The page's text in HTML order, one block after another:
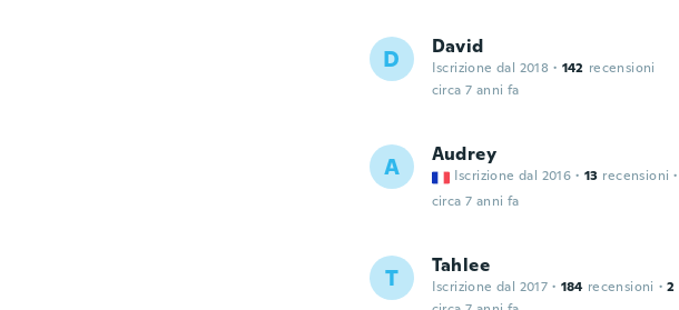
D David
Iscrizione dal 2018 · 142 recensioni
circa 7 anni fa
A Audrey
Iscrizione dal 2016 · 13 recensioni ·
circa 7 anni fa
T Tahlee
Iscrizione dal 2017 · 184 recensioni · 2